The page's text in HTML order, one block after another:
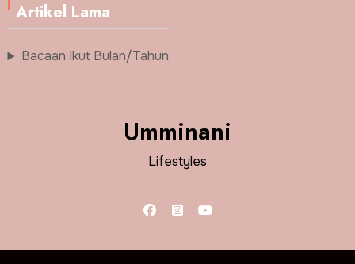
Artikel Lama
Bacaan Ikut Bulan/Tahun
Umminani
Lifestyles